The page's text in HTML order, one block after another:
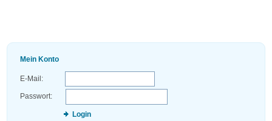
Mein Konto
E-Mail:
Passwort:
Login